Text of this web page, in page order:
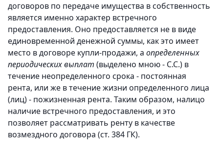
договоров по передаче имущества в собственность
является именно характер встречного
предоставления. Оно предоставляется не в виде
единовременной денежной суммы, как это имеет
место в договоре купли-продажи, а определенных
периодических выплат (выделено мною - С.С.) в
течение неопределенного срока - постоянная
рента, или же в течение жизни определенного лица
(лиц) - пожизненная рента. Таким образом, налицо
наличие встречного предоставления, и это
позволяет рассматривать ренту в качестве
возмездного договора (ст. 384 ГК).